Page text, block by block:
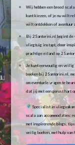
Wij hebben een breed
kunt kiezen, of je nu wilt
wilt ontdekken of avontuur
Bij 2Santorini.nl begint de
vliegtuig instapt, door
prachtige eiland op
Je kunt eenvoudig en
boeken bij 2Santorini.nl,
om eventuele vragen te
dat jij met een gerust hart
Specialist in
scala aan accommodaties:
met inspirerende blogs,
veilig boeken, met hulp van